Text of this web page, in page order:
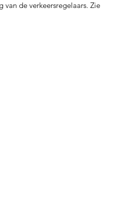
de verkeersregelaars. Zie